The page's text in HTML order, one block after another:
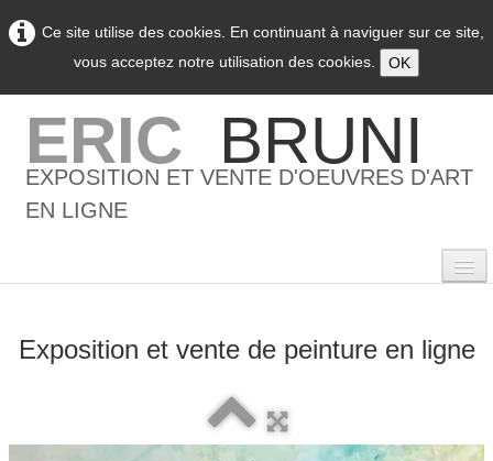
Ce site utilise des cookies. En continuant à naviguer sur ce site,
vous acceptez notre utilisation des cookies.
OK
ERIC BRUNI
EXPOSITION ET VENTE D'OEUVRES D'ART
EN LIGNE
0
L'artiste
Exposition et vente de peinture en ligne